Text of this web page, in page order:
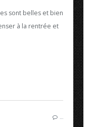
sont belles et bien
à la rentrée et
…